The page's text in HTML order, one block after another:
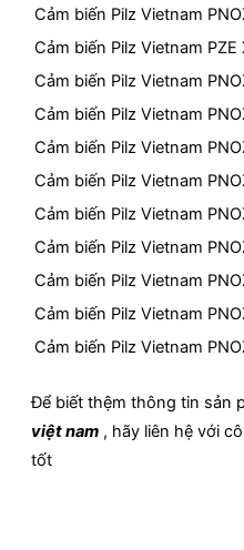
Cảm biến Pilz Vietnam
Cảm biến Pilz Vietnam PZE
Cảm biến Pilz Vietnam
Cảm biến Pilz Vietnam
Cảm biến Pilz Vietnam
Cảm biến Pilz Vietnam
Cảm biến Pilz Vietnam
Cảm biến Pilz Vietnam
Cảm biến Pilz Vietnam
Cảm biến Pilz Vietnam
Cảm biến Pilz Vietnam
Để biết thệm thông tin sản
việt nam , hãy liên hệ với
tốt